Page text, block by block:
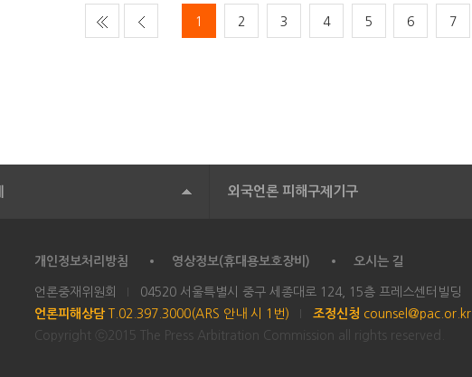
1 2 3 4 5 6 7
외국언론 피해구제기구
개인정보처리방침 영상정보(휴대용보호장비) 오시는 길
언론중재위원회 04520 서울특별시 중구 세종대로 124, 15층 프레스센터빌딩
언론피해상담 T.02.397.3000(ARS 안내 시 1번) 조정신청 counsel@pac.or.kr
Copyright ⓒ2015 The Press Arbitration Commission all rights reserved.